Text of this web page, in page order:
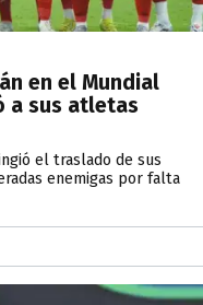
en el Mundial
a sus atletas
el traslado de sus
enemigas por falta